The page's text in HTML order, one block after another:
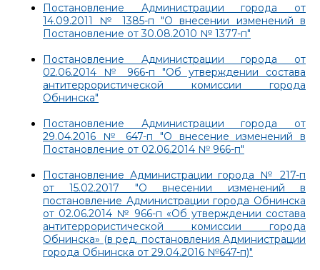
Постановление Администрации города от
14.09.2011 № 1385-п "О внесении изменений в
Постановление от 30.08.2010 № 1377-п"
Постановление Администрации города от
02.06.2014 № 966-п "Об утверждении состава
антитеррористической комиссии города
Обнинска"
Постановление Администрации города от
29.04.2016 № 647-п "О внесение изменений в
Постановление от 02.06.2014 № 966-п"
Постановление Администрации города № 217-п
от 15.02.2017 "О внесении изменений в
постановление Администрации города Обнинска
от 02.06.2014 № 966-п «Об утверждении состава
антитеррористической комиссии города
Обнинска» (в ред. постановления Администрации
города Обнинска от 29.04.2016 №647-п)"